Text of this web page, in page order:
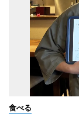
食べる